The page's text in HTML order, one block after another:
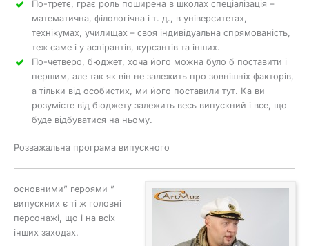
По-третє, грає роль поширена в школах спеціалізація –
математична, філологічна і т. д., в університетах,
технікумах, училищах – своя індивідуальна спрямованість,
теж саме і у аспірантів, курсантів та інших.
По-четверо, бюджет, хоча його можна було б поставити і
першим, але так як він не залежить про зовнішніх факторів,
а тільки від особистих, ми його поставили тут. Ка ви
розумієте від бюджету залежить весь випускний і все, що
буде відбуватися на ньому.
Розважальна програма випускного
основними” героями ”
випускних є ті ж головні
персонажі, що і на всіх
інших заходах.